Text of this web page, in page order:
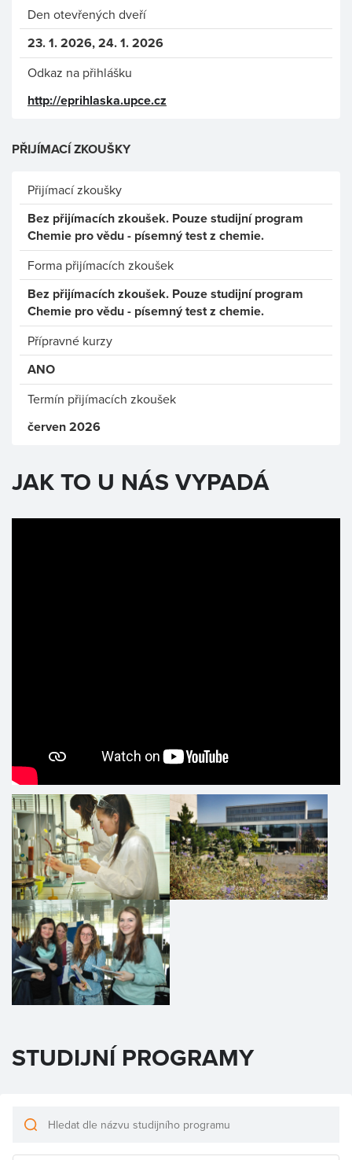
Den otevřených dveří
23. 1. 2026, 24. 1. 2026
Odkaz na přihlášku
http://eprihlaska.upce.cz
PŘIJÍMACÍ ZKOUŠKY
Přijímací zkoušky
Bez přijímacích zkoušek. Pouze studijní program
Chemie pro vědu - písemný test z chemie.
Forma přijímacích zkoušek
Bez přijímacích zkoušek. Pouze studijní program
Chemie pro vědu - písemný test z chemie.
Přípravné kurzy
ANO
Termín přijímacích zkoušek
červen 2026
JAK TO U NÁS VYPADÁ
STUDIJNÍ PROGRAMY